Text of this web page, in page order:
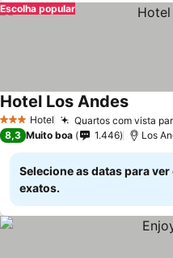
Escolha popular
3 EstrelasHotel Quartos com vista
Hotel Los Andes
8,3 Muito boa 1.446 Los
Selecione as datas para
exatos.